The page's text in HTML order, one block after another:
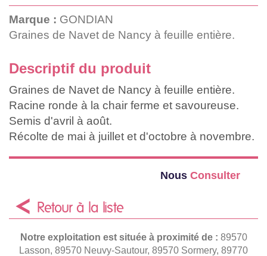
Marque : GONDIAN
Graines de Navet de Nancy à feuille entière.
Descriptif du produit
Graines de Navet de Nancy à feuille entière.
Racine ronde à la chair ferme et savoureuse.
Semis d'avril à août.
Récolte de mai à juillet et d'octobre à novembre.
Nous Consulter
Retour à la liste
Notre exploitation est située à proximité de : 89570
Lasson, 89570 Neuvy-Sautour, 89570 Sormery, 89770